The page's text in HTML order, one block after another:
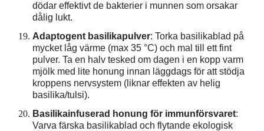
dödar effektivt de bakterier i munnen som orsakar
dålig lukt.
Adaptogent basilikapulver: Torka basilikablad på
mycket låg värme (max 35 °C) och mal till ett fint
pulver. Ta en halv tesked om dagen i en kopp varm
mjölk med lite honung innan läggdags för att stödja
kroppens nervsystem (liknar effekten av helig
basilika/tulsi).
Basilikainfuserad honung för immunförsvaret:
Varva färska basilikablad och flytande ekologisk